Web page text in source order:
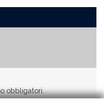
obbligatori.